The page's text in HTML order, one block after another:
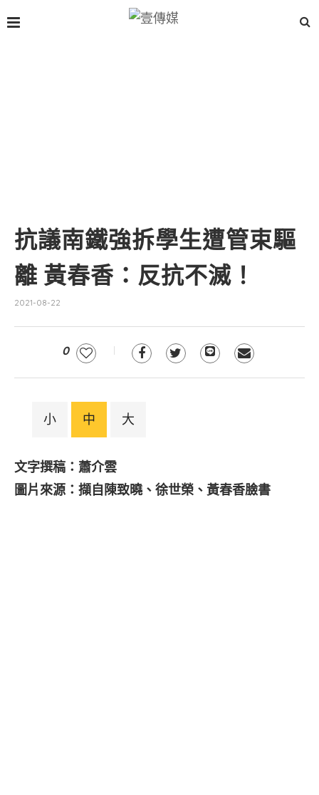
抗議南鐵強拆學生遭管束驅
離 黃春香：反抗不滅！
2021-08-22
0
小 中 大
文字撰稿：蕭介雲
圖片來源：擷自陳致曉、徐世榮、黃春香臉書